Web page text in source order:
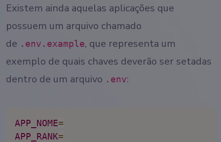
Existem ainda aquelas aplicações que
possuem um arquivo chamado
de .env.example, que representa um
exemplo de quais chaves deverão ser setadas
dentro de um arquivo .env:
APP_NOME=
APP_RANK=